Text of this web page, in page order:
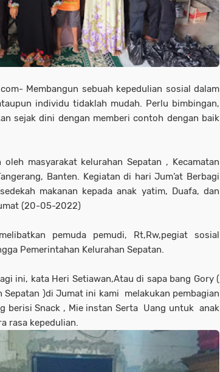
Membangun sebuah kepedulian sosial dalam
individu tidaklah mudah. Perlu bimbingan,
sejak dini dengan memberi contoh dengan baik
masyarakat kelurahan Sepatan , Kecamatan
Banten. Kegiatan di hari Jum’at Berbagi
makanan kepada anak yatim, Duafa, dan
(20-05-2022)
pemuda pemudi, Rt,Rw,pegiat sosial
Pemerintahan Kelurahan Sepatan.
ini, kata Heri Setiawan,Atau di sapa bang Gory (
Sepatan )di Jumat ini kami melakukan pembagian
berisi Snack , Mie instan Serta Uang untuk anak
rasa kepedulian.